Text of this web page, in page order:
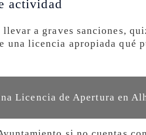
actividad
a graves sanciones,
una licencia apropiada qué
Licencia de Apertura en